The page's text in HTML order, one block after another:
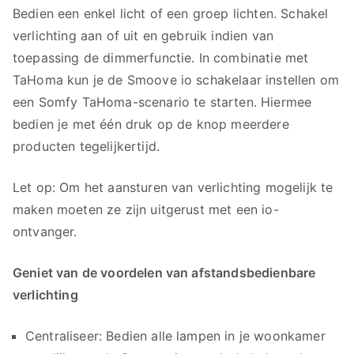
Bedien een enkel licht of een groep lichten. Schakel
verlichting aan of uit en gebruik indien van
toepassing de dimmerfunctie. In combinatie met
TaHoma kun je de Smoove io schakelaar instellen om
een Somfy TaHoma-scenario te starten. Hiermee
bedien je met één druk op de knop meerdere
producten tegelijkertijd.
Let op: Om het aansturen van verlichting mogelijk te
maken moeten ze zijn uitgerust met een io-
ontvanger.
Geniet van de voordelen van afstandsbedienbare
verlichting
Centraliseer: Bedien alle lampen in je woonkamer